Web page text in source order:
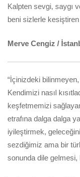
Kalpten sevgi, saygı
beni sizlerle kesiştiren
Merve Cengiz /
“İçinizdeki
Kendimizi nasıl
keşfetmemizi
etrafına dalga dalga
iyileştirmek,
sezdiğimiz ama bir
sonunda dile gelmesi,